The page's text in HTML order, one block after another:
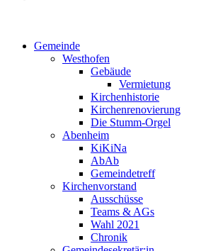
Gemeinde
Westhofen
Gebäude
Vermietung
Kirchenhistorie
Kirchenrenovierung
Die Stumm-Orgel
Abenheim
KiKiNa
AbAb
Gemeindetreff
Kirchenvorstand
Ausschüsse
Teams & AGs
Wahl 2021
Chronik